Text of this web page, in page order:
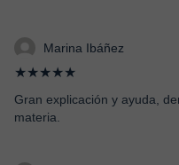
Marina Ibáñez
★★★★★
Gran explicación y ayuda,
materia.